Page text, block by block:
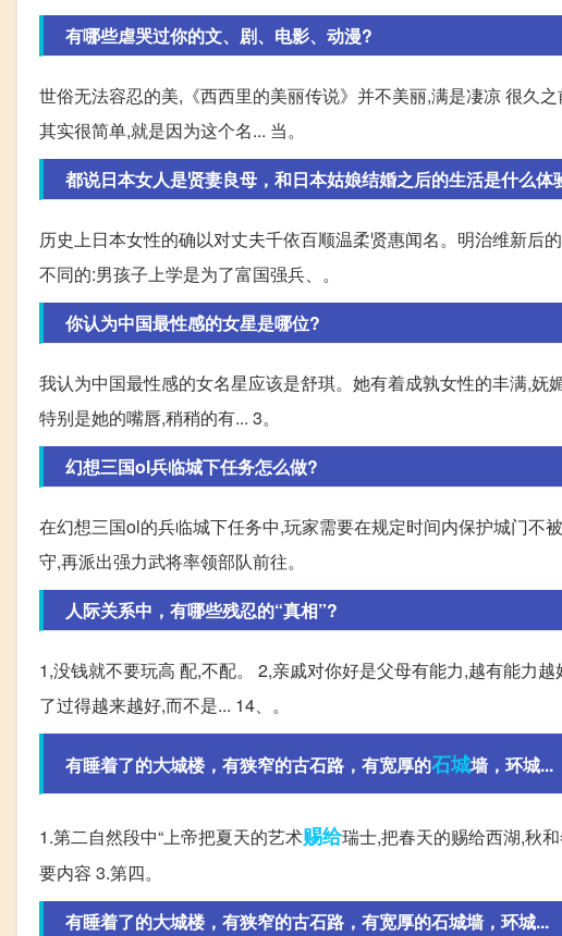
有哪些虐哭过你的文、剧、电影、动漫?
世俗无法容忍的美,《西西里的美丽传说》并不美丽,满是凄凉 很久
其实很简单,就是因为这个名... 当。
都说日本女人是贤妻良母，和日本姑娘结婚之后的生活是什么体
历史上日本女性的确以对丈夫千依百顺温柔贤惠闻名。明治维新后
不同的:男孩子上学是为了富国强兵、。
你认为中国最性感的女星是哪位?
我认为中国最性感的女名星应该是舒琪。她有着成孰女性的丰满,
特别是她的嘴唇,稍稍的有... 3。
幻想三国ol兵临城下任务怎么做?
在幻想三国ol的兵临城下任务中,玩家需要在规定时间内保护城门不
守,再派出强力武将率领部队前往。
人际关系中，有哪些残忍的“真相”?
1,没钱就不要玩高 配,不配。 2,亲戚对你好是父母有能力,越有能力
了过得越来越好,而不是... 14、。
有睡着了的大城楼，有狭窄的古石路，有宽厚的石城墙，环城...
1.第二自然段中“上帝把夏天的艺术赐给瑞士,把春天的赐给西湖,秋
要内容 3.第四。
有睡着了的大城楼，有狭窄的古石路，有宽厚的石城墙，环城...